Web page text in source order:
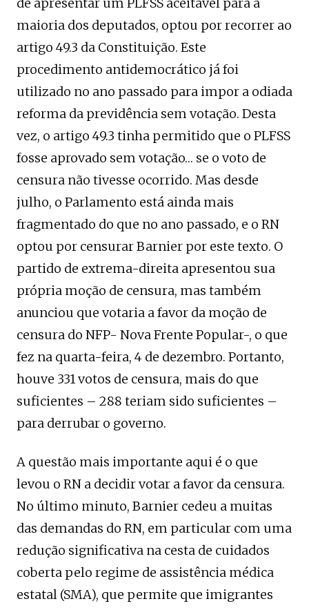
maioria dos deputados, optou por recorrer ao
artigo 49.3 da Constituição. Este
procedimento antidemocrático já foi
utilizado no ano passado para impor a odiada
reforma da previdência sem votação. Desta
vez, o artigo 49.3 tinha permitido que o PLFSS
fosse aprovado sem votação… se o voto de
censura não tivesse ocorrido. Mas desde
julho, o Parlamento está ainda mais
fragmentado do que no ano passado, e o RN
optou por censurar Barnier por este texto. O
partido de extrema-direita apresentou sua
própria moção de censura, mas também
anunciou que votaria a favor da moção de
censura do NFP- Nova Frente Popular-, o que
fez na quarta-feira, 4 de dezembro. Portanto,
houve 331 votos de censura, mais do que
suficientes – 288 teriam sido suficientes –
para derrubar o governo.
A questão mais importante aqui é o que
levou o RN a decidir votar a favor da censura.
No último minuto, Barnier cedeu a muitas
das demandas do RN, em particular com uma
redução significativa na cesta de cuidados
coberta pelo regime de assistência médica
estatal (SMA), que permite que imigrantes